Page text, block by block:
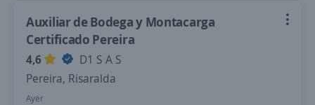
Auxiliar de Bodega y Montacarga
Certificado Pereira
4,6
D1 S A S
Pereira, Risaralda
Ayer